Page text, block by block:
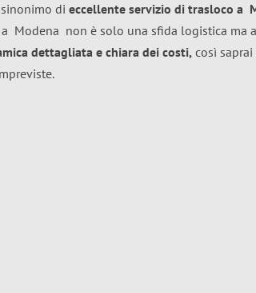
di eccellente servizio di trasloco a
Modena non è solo una sfida logistica ma
dettagliata e chiara dei costi, così